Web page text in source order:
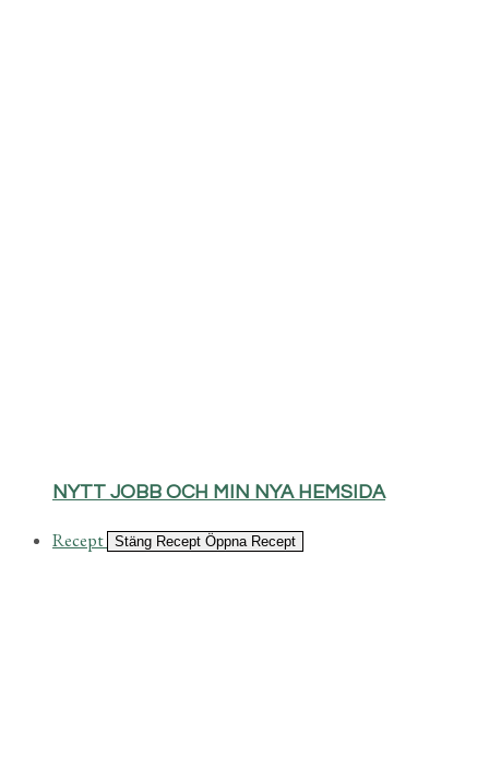
NYTT JOBB OCH MIN NYA HEMSIDA
Recept Stäng Recept Öppna Recept